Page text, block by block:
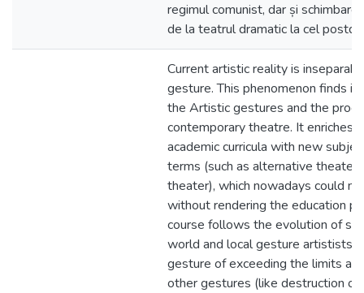
regimul comunist, dar și
de la teatrul dramatic la cel
Current artistic reality is
gesture. This phenomenon finds
the Artistic gestures and the
contemporary theatre. It enriches
academic curricula with new
terms (such as alternative
theater), which nowadays could
without rendering the education
course follows the evolution of
world and local gesture artistists,
gesture of exceeding the limits as
other gestures (like destruction